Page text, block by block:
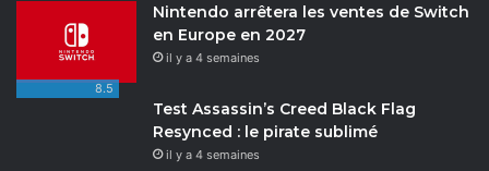
Nintendo arrêtera les ventes de Switch
en Europe en 2027
il y a 4 semaines
8.5
Test Assassin’s Creed Black Flag
Resynced : le pirate sublimé
il y a 4 semaines